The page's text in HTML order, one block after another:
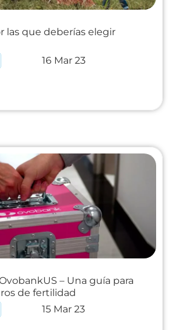
las que deberías elegir
16 Mar 23
– Una guía para
de fertilidad
15 Mar 23